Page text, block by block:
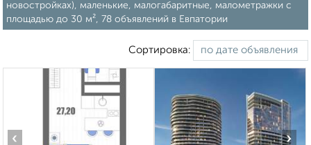
новостройках), маленькие, малогабаритные, малометражки c
площадью до 30 м², 78 объявлений в Евпатории
Сортировка:
‹ ›